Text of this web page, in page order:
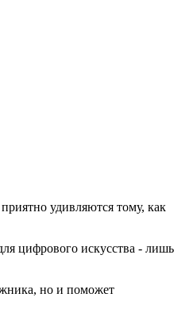
удивляются тому, как
цифрового искусства - лишь
но и поможет